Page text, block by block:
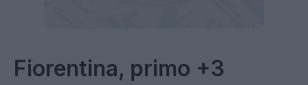
Fiorentina, primo +3